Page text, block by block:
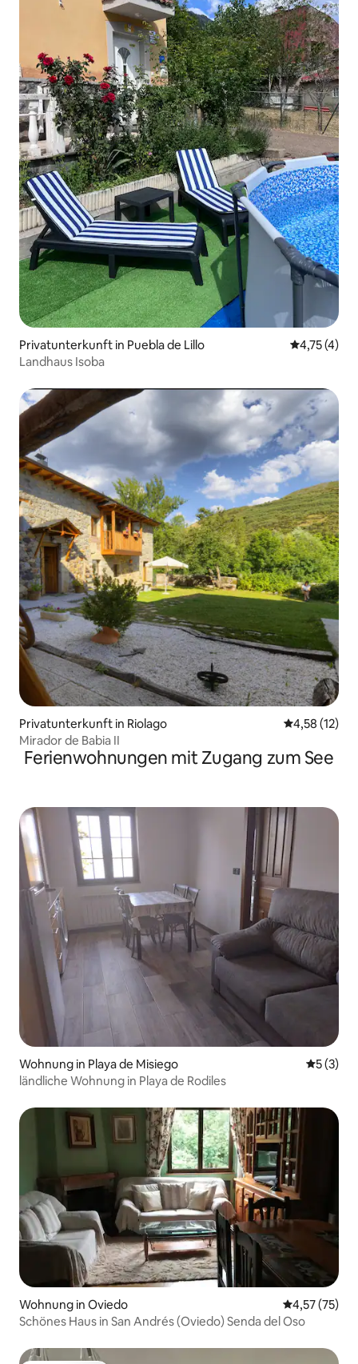
Privatunterkunft in Puebla de Lillo
4,75 (4)
Landhaus Isoba
Privatunterkunft in Riolago
4,58 (12)
Mirador de Babia II
Ferienwohnungen mit Zugang zum See
Wohnung in Playa de Misiego
5 (3)
ländliche Wohnung in Playa de Rodiles
Wohnung in Oviedo
4,57 (75)
Schönes Haus in San Andrés (Oviedo) Senda del Oso